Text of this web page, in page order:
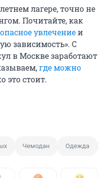
совместно с
Москвы подготовила
каникулы». Это
дневного пребывания
которые включают
и активности в
лагере, точно не
Почитайте, как
увлечениеи
зависимость». С
в Москве заработают
где можно
это стоит.
Чемодан Одежда